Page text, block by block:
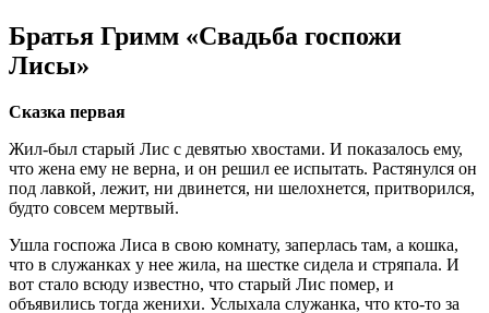
Братья Гримм «Свадьба госпожи
Лисы»
Сказка первая
Жил-был старый Лис с девятью хвостами. И показалось ему,
что жена ему не верна, и он решил ее испытать. Растянулся он
под лавкой, лежит, ни двинется, ни шелохнется, притворился,
будто совсем мертвый.
Ушла госпожа Лиса в свою комнату, заперлась там, а кошка,
что в служанках у нее жила, на шестке сидела и стряпала. И
вот стало всюду известно, что старый Лис помер, и
объявились тогда женихи. Услыхала служанка, что кто-то за